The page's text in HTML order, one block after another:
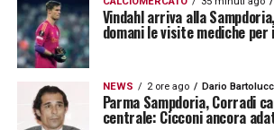
Vindahl arriva alla
domani le visite mediche
NEWS 2 ore ago Dario
Parma Sampdoria, Corradi
centrale: Cicconi ancora